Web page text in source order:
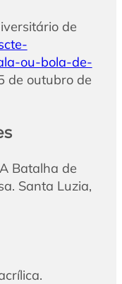
de
ou-bola-de-
de outubro de
Batalha de
Santa Luzia,